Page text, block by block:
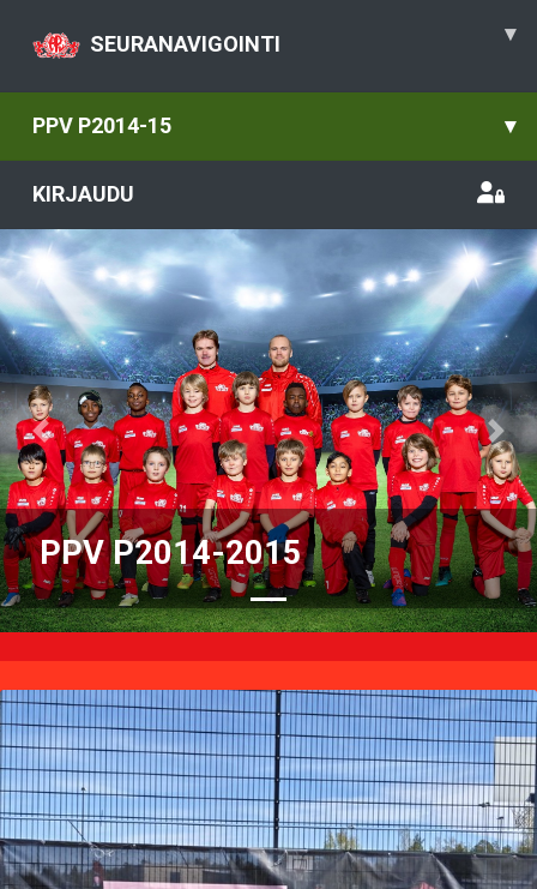
SEURANAVIGOINTI ▾
PPV P2014-15 ▾
KIRJAUDU
PPV P2014-2015
Previous